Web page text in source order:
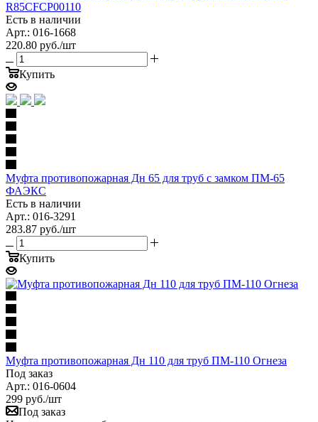
R85CFCP00110
Есть в наличии
Арт.: 016-1668
220.80 руб./шт
Купить
Муфта противопожарная Дн 65 для труб с замком ПМ-65
ФАЭКС
Есть в наличии
Арт.: 016-3291
283.87 руб./шт
Купить
Муфта противопожарная Дн 110 для труб ПМ-110 Огнеза
Под заказ
Арт.: 016-0604
299 руб./шт
Под заказ